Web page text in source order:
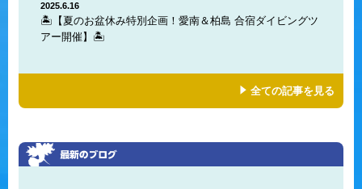
2025.6.16
🏝️【夏のお盆休み特別企画！愛南＆柏島 合宿ダイビングツ
アー開催】🏝️
全ての記事を見る